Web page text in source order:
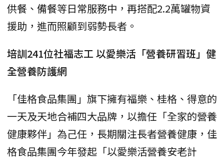
供餐、備餐等日常服務中，再搭配2.2萬罐物資
援助，進而照顧到弱勢長者。
培訓241位社福志工 以愛樂活「營養研習班」健
全營養防護網
「佳格食品集團」旗下擁有福樂、桂格、得意的
一天及天地合補四大品牌，以擔任「全家的營養
健康夥伴」為己任，長期關注長者營養健康，佳
格食品集團今年發起「以愛樂活營養安老計